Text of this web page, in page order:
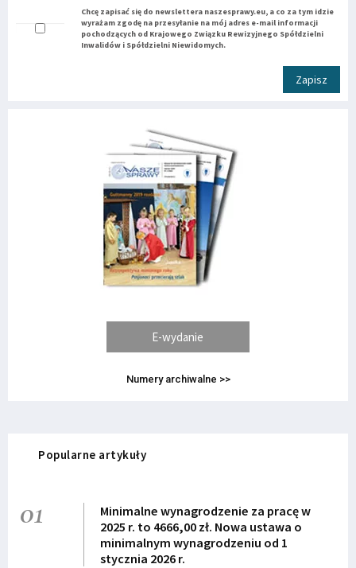
Chcę zapisać się do newslettera naszesprawy.eu, a co za tym idzie
wyrażam zgodę na przesyłanie na mój adres e-mail informacji
pochodzących od Krajowego Związku Rewizyjnego Spółdzielni
Inwalidów i Spółdzielni Niewidomych.
Zapisz
E-wydanie
Numery archiwalne >>
Popularne artykuły
01
Minimalne wynagrodzenie za pracę w
2025 r. to 4666,00 zł. Nowa ustawa o
minimalnym wynagrodzeniu od 1
stycznia 2026 r.